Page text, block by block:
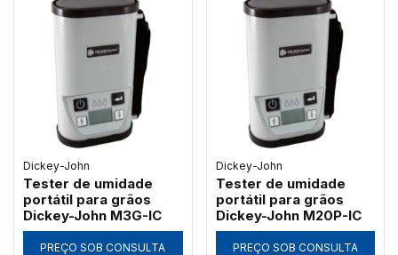
Dickey-John
Tester de umidade
portátil para grãos
Dickey-John M3G-IC
PREÇO SOB CONSULTA
Dickey-John
Tester de umidade
portátil para grãos
Dickey-John M20P-IC
PREÇO SOB CONSULTA